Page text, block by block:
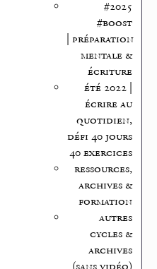
#2025
#boost
| préparation
mentale &
écriture
été 2022 |
écrire au
quotidien,
défi 40 jours
40 exercices
ressources,
archives &
formation
autres
cycles &
archives